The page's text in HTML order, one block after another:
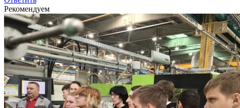
Рекомендуем